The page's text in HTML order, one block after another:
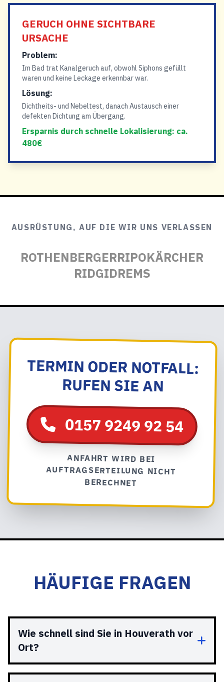
GERUCH OHNE SICHTBARE
URSACHE
Problem:
Im Bad trat Kanalgeruch auf, obwohl Siphons gefüllt
waren und keine Leckage erkennbar war.
Lösung:
Dichtheits- und Nebeltest, danach Austausch einer
defekten Dichtung am Übergang.
Ersparnis durch schnelle Lokalisierung: ca.
480€
AUSRÜSTUNG, AUF DIE WIR UNS VERLASSEN
ROTHENBERGERRIPOKÄRCHER
RIDGIDREMS
TERMIN ODER NOTFALL:
RUFEN SIE AN
0157 9249 92 54
ANFAHRT WIRD BEI
AUFTRAGSERTEILUNG NICHT
BERECHNET
HÄUFIGE FRAGEN
Wie schnell sind Sie in Houverath vor
Ort?